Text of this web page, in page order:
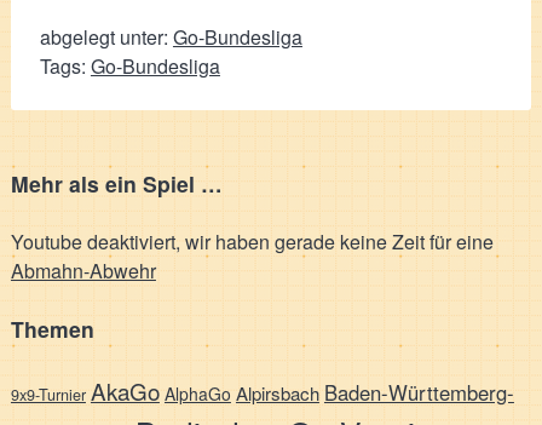
abgelegt unter: Go-Bundesliga
Tags: Go-Bundesliga
Mehr als ein Spiel …
Youtube deaktiviert, wir haben gerade keine Zeit für eine
Abmahn-Abwehr
Themen
9x9-Turnier AkaGo AlphaGo Alpirsbach Baden-Württemberg-